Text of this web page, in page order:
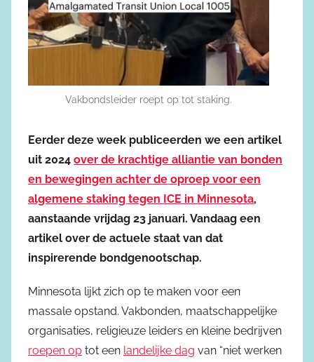
Vakbondsleider roept op tot staking.
Eerder deze week publiceerden we een artikel
uit 2024 over de krachtige alliantie van bonden
en bewegingen achter de oproep voor een
algemene staking tegen ICE in Minnesota,
aanstaande vrijdag 23 januari. Vandaag een
artikel over de actuele staat van dat
inspirerende bondgenootschap.
Minnesota lijkt zich op te maken voor een
massale opstand. Vakbonden, maatschappelijke
organisaties, religieuze leiders en kleine bedrijven
roepen op tot een landelijke dag van “niet werken